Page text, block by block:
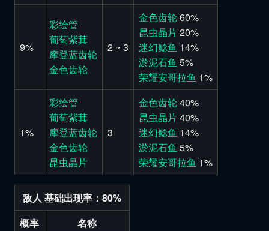
9%
彩绘管
葡萄紫萁
摩登蓝齿轮
金色齿轮
2 ~ 3
金色齿轮 60%
昆虫晶片20%
迷幻鲶鱼 14%
淤泥石鱼 5%
荣耀安哥拉鱼 1%
1%
彩绘管
葡萄紫萁
摩登蓝齿轮
金色齿轮
昆虫晶片
3
金色齿轮 40%
昆虫晶片40%
迷幻鲶鱼 14%
淤泥石鱼 5%
荣耀安哥拉鱼 1%
敌人 基础出现率：80%
概率
名称